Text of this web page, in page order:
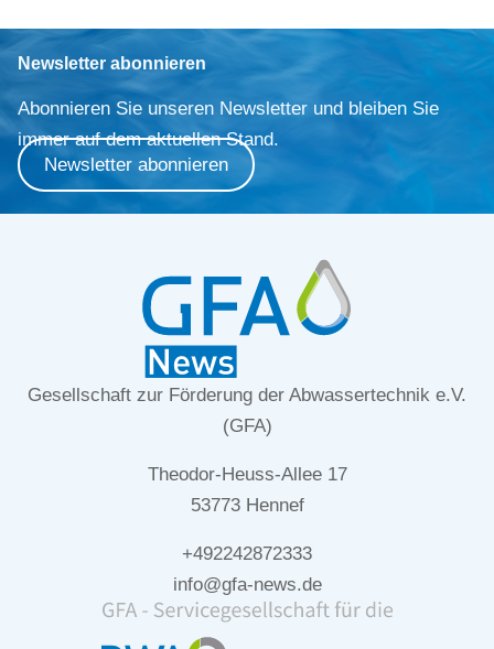
Newsletter abonnieren
Abonnieren Sie unseren Newsletter und bleiben Sie
immer auf dem aktuellen Stand.
Newsletter abonnieren
Gesellschaft zur Förderung der Abwassertechnik e.V.
(GFA)
Theodor-Heuss-Allee 17
53773 Hennef
+492242872333
info@gfa-news.de